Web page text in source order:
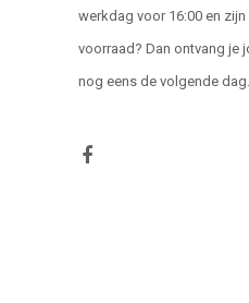
werkdag voor 16:00 en
voorraad? Dan ontvang je
nog eens de volgende dag.